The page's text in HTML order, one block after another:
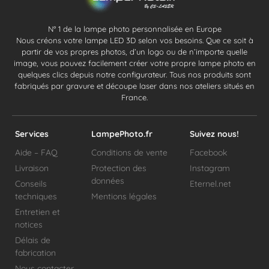
N° 1 de la lampe photo personnalisée en Europe
Nous créons votre lampe LED 3D selon vos besoins. Que ce soit à
partir de vos propres photos, d’un logo ou de n’importe quelle
image, vous pouvez facilement créer votre propre lampe photo en
quelques clics depuis notre configurateur. Tous nos produits sont
fabriqués par gravure et découpe laser dans nos ateliers situés en
France.
Services
Aide – FAQ
Livraison
Conseils
techniques
Entretien et
notices
Délais de
fabrication
LampePhoto.fr
Conditions de vente
Protection des
données
Mentions légales
Suivez nous!
Facebook
Instagram
Eternel.net